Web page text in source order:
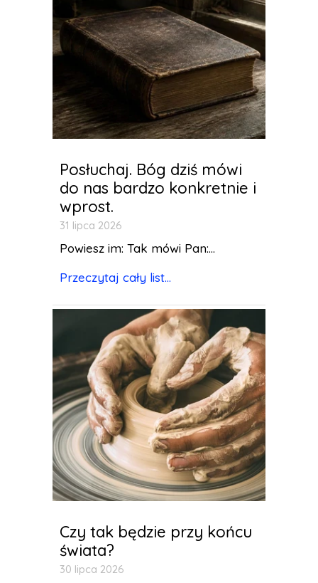
Posłuchaj. Bóg dziś mówi
do nas bardzo konkretnie i
wprost.
31 lipca 2026
Powiesz im: Tak mówi Pan:...
Przeczytaj cały list...
Czy tak będzie przy końcu
świata?
30 lipca 2026